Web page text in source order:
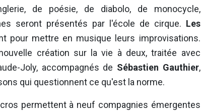
de poésie, de diabolo, de monocycle,
seront présentés par l'école de cirque. Les
pour mettre en musique leurs improvisations.
création sur la vie à deux, traitée avec
Joly, accompagnés de Sébastien Gauthier,
qui questionnent ce qu'est la norme.
permettent à neuf compagnies émergentes